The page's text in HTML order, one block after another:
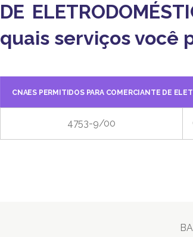
DE
quais serviços você
CNAES PERMITIDOS PARA COMERCIANTE DE
4753-9/00